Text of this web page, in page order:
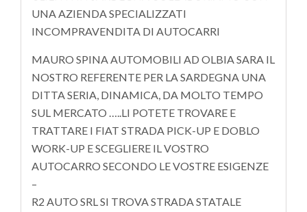
UNA AZIENDA SPECIALIZZATI
INCOMPRAVENDITA DI AUTOCARRI
MAURO SPINA AUTOMOBILI AD OLBIA SARA IL
NOSTRO REFERENTE PER LA SARDEGNA UNA
DITTA SERIA, DINAMICA, DA MOLTO TEMPO
SUL MERCATO …..LI POTETE TROVARE E
TRATTARE I FIAT STRADA PICK-UP E DOBLO
WORK-UP E SCEGLIERE IL VOSTRO
AUTOCARRO SECONDO LE VOSTRE ESIGENZE
–
R2 AUTO SRL SI TROVA STRADA STATALE